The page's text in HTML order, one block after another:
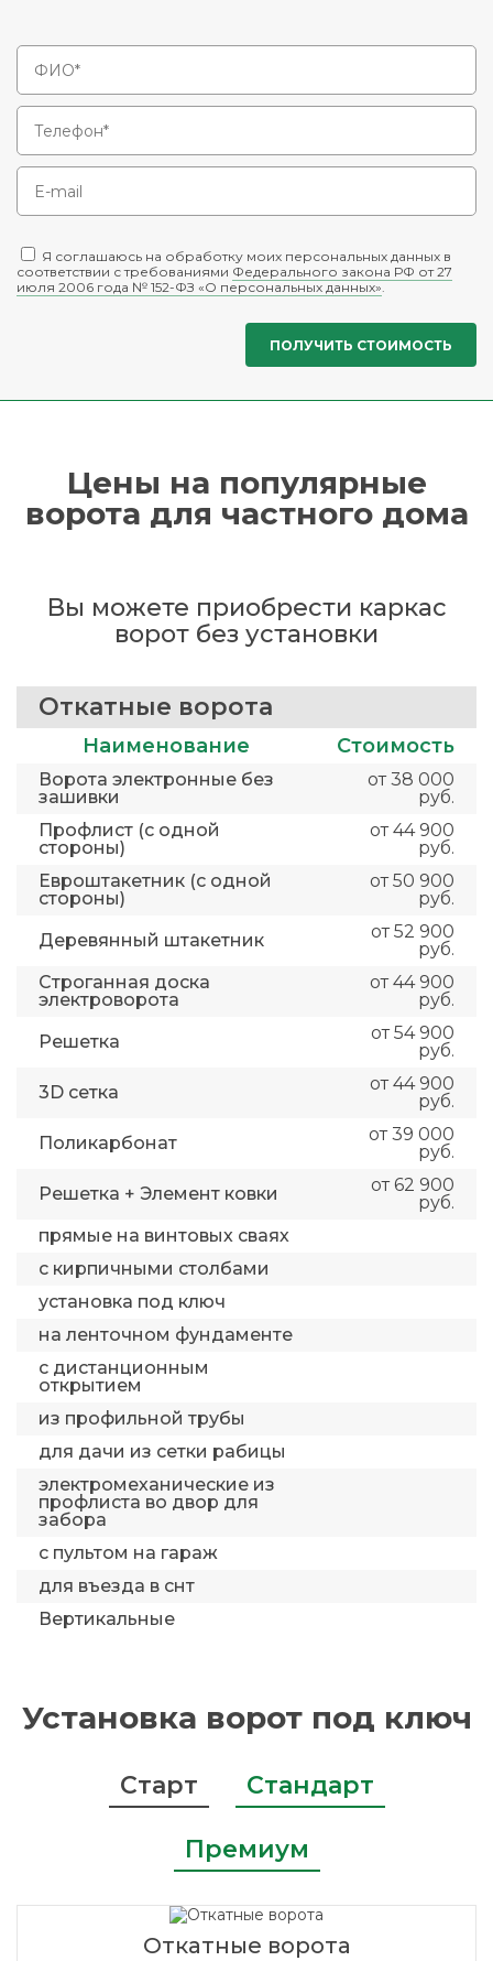
Я соглашаюсь на обработку моих персональных данных в
соответствии с требованиями Федерального закона РФ от 27
июля 2006 года № 152-ФЗ «О персональных данных».
Цены на популярные
ворота для частного дома
Вы можете приобрести каркас
ворот без установки
Откатные ворота
Наименование Стоимость
Ворота электронные без
зашивки
от 38 000
руб.
Профлист (с одной
стороны)
от 44 900
руб.
Евроштакетник (с одной
стороны)
от 50 900
руб.
Деревянный штакетник
от 52 900
руб.
Строганная доска
электроворота
от 44 900
руб.
Решетка
от 54 900
руб.
3D сетка
от 44 900
руб.
Поликарбонат
от 39 000
руб.
Решетка + Элемент ковки
от 62 900
руб.
прямые на винтовых сваях
с кирпичными столбами
установка под ключ
на ленточном фундаменте
с дистанционным
открытием
из профильной трубы
для дачи из сетки рабицы
электромеханические из
профлиста во двор для
забора
с пультом на гараж
для въезда в снт
Вертикальные
Установка ворот под ключ
Старт Стандарт
Премиум
Откатные ворота